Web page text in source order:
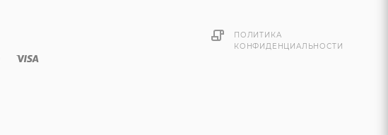
ПОЛИТИКА
КОНФИДЕНЦИАЛЬНОСТИ